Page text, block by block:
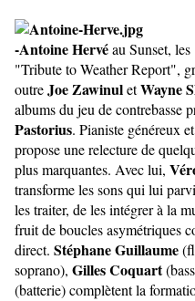
-Antoine Hervéau Sunset,
"Tribute to Weather Report",
outreJoe ZawinuletWayne
albums du jeu de contrebasse
Pastorius. Pianiste généreux
propose une relecture de
plus marquantes. Avec lui,
transforme les sons qui lui
les traiter, de les intégrer à la
fruit de boucles asymétriques
direct. Stéphane Guillaume
soprano), Gilles Coquart
(batterie) complètent la